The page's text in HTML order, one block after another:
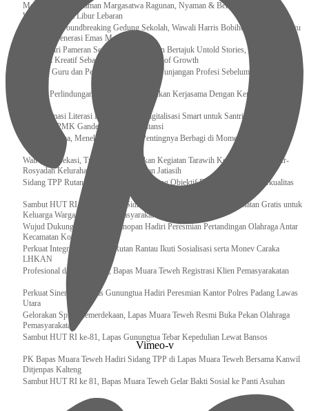
Menpar Pastikan Taman Margasatwa Ragunan, Nyaman & Bersih di Kunjungi
Wisatawan Saat Libur Lebaran
Resmikan Groundbreaking Gedung Sekolah, Wawali Harris Bobihoe : Tonggak Baru
Ciptakan Generasi Emas Masa Depan
Menghadiri Pameran Seni Meiro Collection Bertajuk Untold Stories, Irene Umar :
Ekonomi Kreatif Sebagai The New Engine of Growth
120.067 Guru dan Pengawas PAI Terima Tunjangan Profesi Sebelum Lebaran
Perkuat Perlindungan KI Kemenkum Sahkan Kerjasama Dengan Kemenbud
Transformasi Literasi Keuangan dan Digitalisasi Smart untuk Santri Produktif
Kemenko PMK Gandeng Beberapa Intansi
Peduli Sesama, Menekraf Tekankan Pentingnya Berbagi di Momen Ramadan
Wali Kota Bekasi, Tri Adhianto Lakukan Kegiatan Tarawih Keliling di Masjid Ar-
Rosyadah Kelurahan Jatirasa Kecamatan Jatiasih
Sidang TPP Rutan Rantau Pastikan Tamping Objektif Demi Pembinaan Berkualitas
Sambut HUT RI Ke-81, Rutan Sidikalang Gelar Pemeriksaan Kesehatan Gratis untuk
Keluarga Warga Binaan dan Masyarakat
Wujud Dukungan, Lapas Kotanopan Hadiri Peresmian Pertandingan Olahraga Antar
Kecamatan Kotanopan
Perkuat Integritas Pegawai, Rutan Rantau Ikuti Sosialisasi serta Monev Caraka
LHKAN
‎Profesional dan Akuntabel, Bapas Muara Teweh Registrasi Klien Pemasyarakatan
Perkuat Sinergi, Kalapas Gunungtua Hadiri Peresmian Kantor Polres Padang Lawas
Utara
Gelorakan Spirit Kemerdekaan, Lapas Muara Teweh Resmi Buka Pekan Olahraga
Pemasyarakatan
Sambut HUT RI ke-81, Lapas Gunungtua Tebar Kepedulian Lewat Bansos
‎PK Bapas Muara Teweh Hadiri Sidang TPP di Lapas Muara Teweh Bersama Kanwil
Ditjenpas Kalteng
‎Sambut HUT RI ke 81, Bapas Muara Teweh Gelar Bakti Sosial ke Panti Asuhan
Vimeo-v